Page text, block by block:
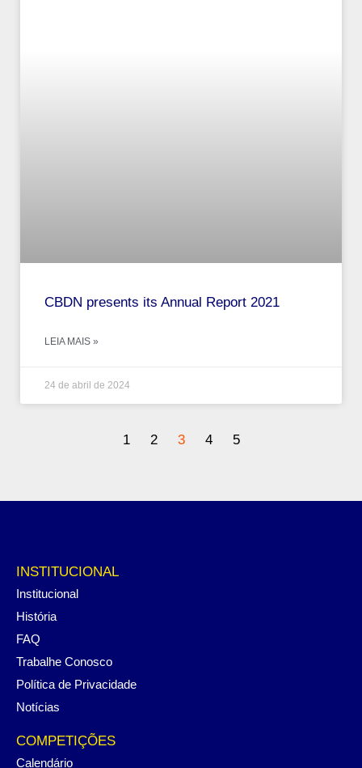
CBDN presents its Annual Report 2021
LEIA MAIS »
24 de abril de 2024
1 2 3 4 5
INSTITUCIONAL
Institucional
História
FAQ
Trabalhe Conosco
Política de Privacidade
Notícias
COMPETIÇÕES
Calendário